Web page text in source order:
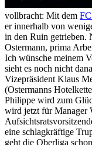
vollbracht: Mit dem
er innerhalb von
in den Ruin getrieben.
Ostermann, prima
Ich wünsche meinem
sieht es noch nicht
Vizepräsident Klaus
(Ostermanns
Philippe wird zum
wird jetzt für Manager
eine schlagkräftige
geht die Oberliga